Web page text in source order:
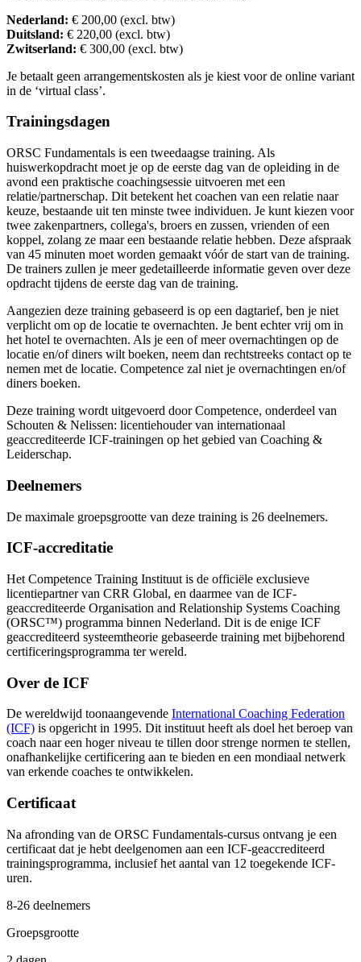
Nederland: € 200,00 (excl. btw)
Duitsland: € 220,00 (excl. btw)
Zwitserland: € 300,00 (excl. btw)
Je betaalt geen arrangementskosten als je kiest voor de online variant
in de ‘virtual class’.
Trainingsdagen
ORSC Fundamentals is een tweedaagse training. Als
huiswerkopdracht moet je op de eerste dag van de opleiding in de
avond een praktische coachingsessie uitvoeren met een
relatie/partnerschap. Dit betekent het coachen van een relatie naar
keuze, bestaande uit ten minste twee individuen. Je kunt kiezen voor
twee zakenpartners, collega's, broers en zussen, vrienden of een
koppel, zolang ze maar een bestaande relatie hebben. Deze afspraak
van 45 minuten moet worden gemaakt vóór de start van de training.
De trainers zullen je meer gedetailleerde informatie geven over deze
opdracht tijdens de eerste dag van de training.
Aangezien deze training gebaseerd is op een dagtarief, ben je niet
verplicht om op de locatie te overnachten. Je bent echter vrij om in
het hotel te overnachten. Als je een of meer overnachtingen op de
locatie en/of diners wilt boeken, neem dan rechtstreeks contact op te
nemen met de locatie. Competence zal niet je overnachtingen en/of
diners boeken.
Deze training wordt uitgevoerd door Competence, onderdeel van
Schouten & Nelissen: licentiehouder van internationaal
geaccrediteerde ICF-trainingen op het gebied van Coaching &
Leiderschap.
Deelnemers
De maximale groepsgrootte van deze training is 26 deelnemers.
ICF-accreditatie
Het Competence Training Instituut is de officiële exclusieve
licentiepartner van CRR Global, en daarmee van de ICF-
geaccrediteerde Organisation and Relationship Systems Coaching
(ORSC™) programma binnen Nederland. Dit is de enige ICF
geaccrediteerd systeemtheorie gebaseerde training met bijbehorend
certificeringsprogramma ter wereld.
Over de ICF
De wereldwijd toonaangevende International Coaching Federation
(ICF) is opgericht in 1995. Dit instituut heeft als doel het beroep van
coach naar een hoger niveau te tillen door strenge normen te stellen,
onafhankelijke certificering aan te bieden en een mondiaal netwerk
van erkende coaches te ontwikkelen.
Certificaat
Na afronding van de ORSC Fundamentals-cursus ontvang je een
certificaat dat je hebt deelgenomen aan een ICF-geaccrediteerd
trainingsprogramma, inclusief het aantal van 12 toegekende ICF-
uren.
8-26 deelnemers
Groepsgrootte